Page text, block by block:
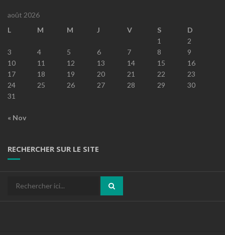
août 2026
L
M M J V S
D
1
2
3
4 5 6 7 8
9
10
11 12 13 14 15
16
17
18 19 20 21 22
23
24
25 26 27 28 29
30
31
« Nov
RECHERCHER SUR LE SITE